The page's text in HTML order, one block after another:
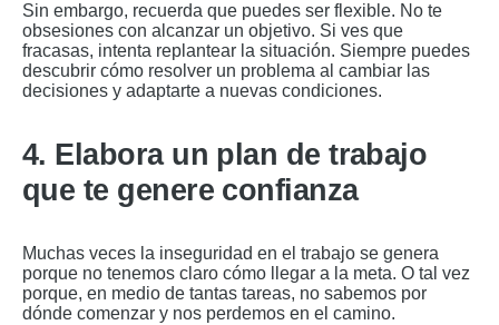
Sin embargo, recuerda que puedes ser flexible. No te
obsesiones con alcanzar un objetivo. Si ves que
fracasas, intenta replantear la situación. Siempre puedes
descubrir cómo resolver un problema al cambiar las
decisiones y adaptarte a nuevas condiciones.
4. Elabora un plan de trabajo
que te genere confianza
Muchas veces la inseguridad en el trabajo se genera
porque no tenemos claro cómo llegar a la meta. O tal vez
porque, en medio de tantas tareas, no sabemos por
dónde comenzar y nos perdemos en el camino.